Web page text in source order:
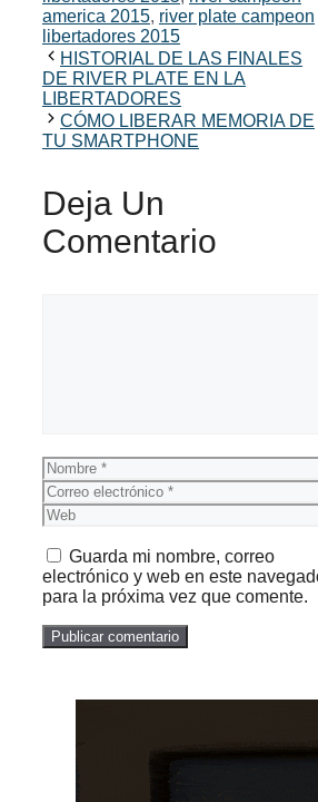
america 2015, river plate campeon
libertadores 2015
HISTORIAL DE LAS FINALES
DE RIVER PLATE EN LA
LIBERTADORES
CÓMO LIBERAR MEMORIA DE
TU SMARTPHONE
Deja Un
Comentario
Nombre
Correo
electrónico
Web
Guarda mi nombre, correo
electrónico y web en este
para la próxima vez que comente.